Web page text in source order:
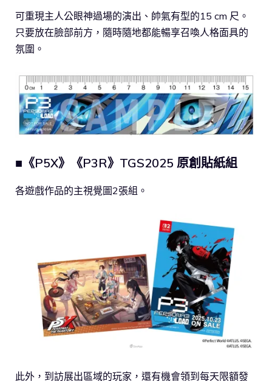
可重現主人公眼神過場的演出、帥氣有型的15 cm 尺。
只要放在臉部前方，隨時隨地都能暢享召喚人格面具的
氛圍。
■《P5X》《P3R》TGS2025 原創貼紙組
各遊戲作品的主視覺圖2張組。
此外，到訪展出區域的玩家，還有機會領到每天限額發